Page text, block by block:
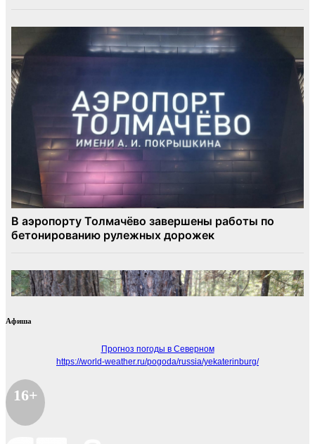
Афиша
Прогноз погоды в Северном
https://world-weather.ru/pogoda/russia/yekaterinburg/
16+